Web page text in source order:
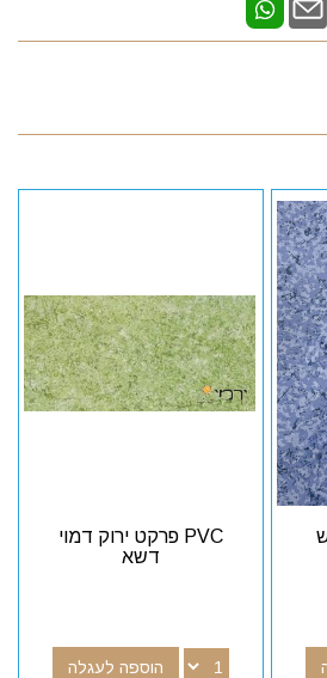
PVC פרקט ירוק דמוי
דשא
הוספה לעגלה